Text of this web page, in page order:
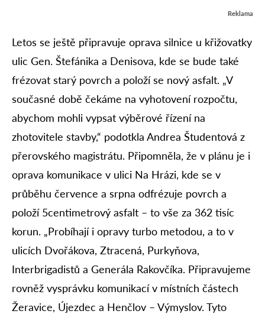
Reklama
Letos se ještě připravuje oprava silnice u křižovatky
ulic Gen. Štefánika a Denisova, kde se bude také
frézovat starý povrch a položí se nový asfalt. „V
současné době čekáme na vyhotovení rozpočtu,
abychom mohli vypsat výběrové řízení na
zhotovitele stavby,“ podotkla Andrea Študentová z
přerovského magistrátu. Připomněla, že v plánu je i
oprava komunikace v ulici Na Hrázi, kde se v
průběhu července a srpna odfrézuje povrch a
položí 5centimetrový asfalt – to vše za 362 tisíc
korun. „Probíhají i opravy turbo metodou, a to v
ulicích Dvořákova, Ztracená, Purkyňova,
Interbrigadistů a Generála Rakovčíka. Připravujeme
rovněž vysprávku komunikací v místních částech
Žeravice, Újezdec a Henčlov – Výmyslov. Tyto